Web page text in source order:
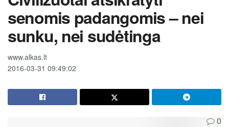
senomis padangomis – nei
sunku, nei sudėtinga
www.alkas.lt
2016-03-31 09:49:02
0